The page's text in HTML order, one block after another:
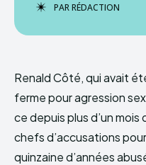
PARRÉDACTION
Renald Côté, qui avait
ferme pour agression
ce depuis plus d’un
chefs d’accusations
quinzaine d’années